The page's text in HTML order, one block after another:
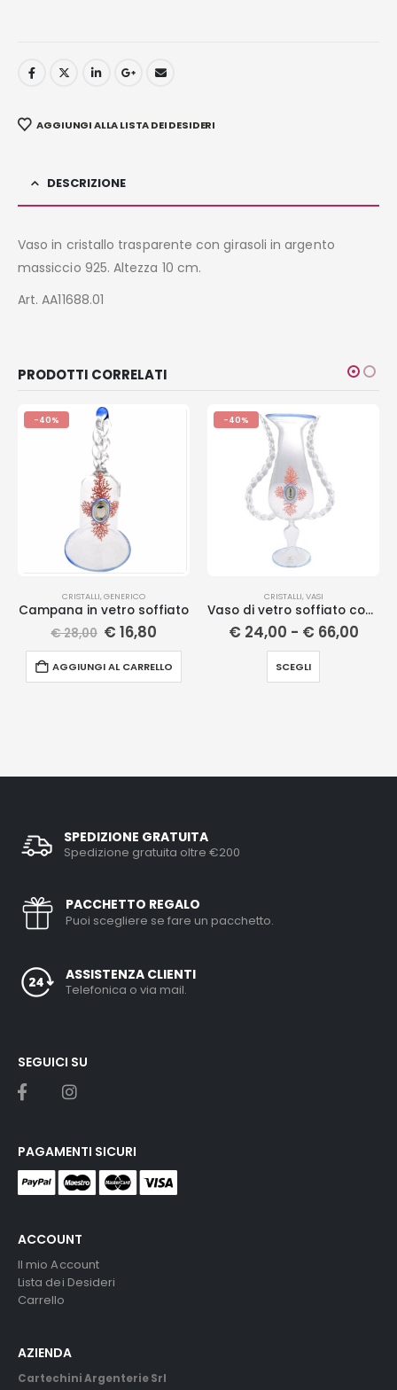
AGGIUNGI ALLA LISTA DEI DESIDERI
DESCRIZIONE
Vaso in cristallo trasparente con girasoli in argento
massiccio 925. Altezza 10 cm.
Art. AA11688.01
PRODOTTI CORRELATI
-40%
CRISTALLI,GENERICO
Campana in vetro soffiato
€28,00 € 16,80
AGGIUNGI AL CARRELLO
-40%
CRISTALLI,VASI
Vaso di vetro soffiato con manici
€ 24,00 - € 66,00
SCEGLI
SPEDIZIONE GRATUITA
Spedizione gratuita oltre €200
PACCHETTO REGALO
Puoi scegliere se fare un pacchetto.
ASSISTENZA CLIENTI
Telefonica o via mail.
ACCOUNT
Il mio Account
Lista dei Desideri
Carrello
AZIENDA
Cartechini Argenterie Srl
SEGUICI SU
PAGAMENTI SICURI